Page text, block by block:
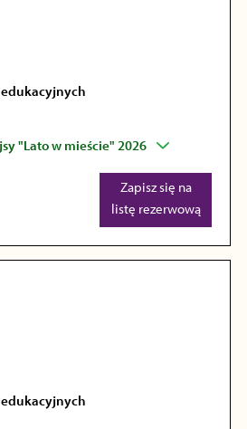
"Lato w mieście" 2026
Zapisz się na
listę rezerwową